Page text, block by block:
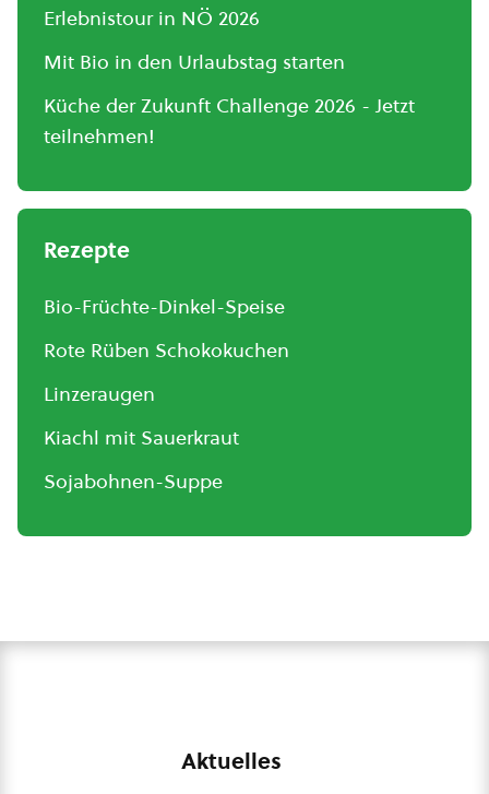
Erlebnistour in NÖ 2026
Mit Bio in den Urlaubstag starten
Küche der Zukunft Challenge 2026 - Jetzt
teilnehmen!
Rezepte
Bio-Früchte-Dinkel-Speise
Rote Rüben Schokokuchen
Linzeraugen
Kiachl mit Sauerkraut
Sojabohnen-Suppe
Aktuelles